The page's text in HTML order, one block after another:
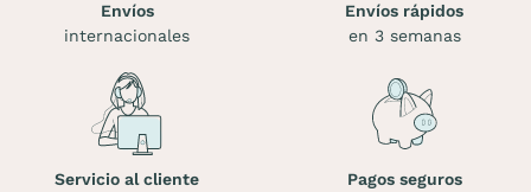
Envíos
internacionales
Envíos rápidos
en 3 semanas
Servicio al cliente
Pagos seguros